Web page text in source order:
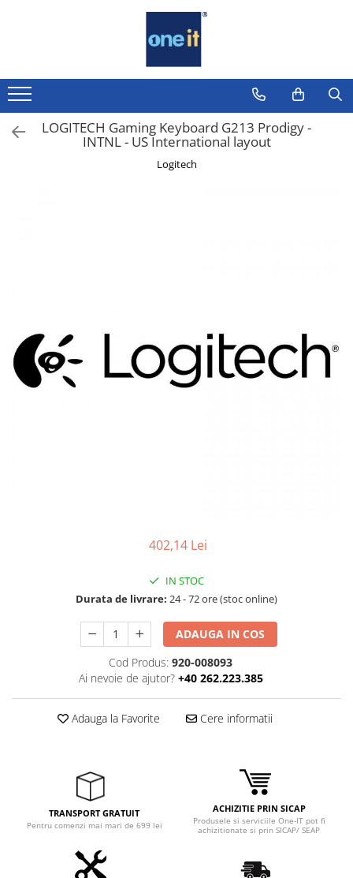
Laptop, Tablete & Telefoane
Laptop / Notebook
Notebook Consumer
Inele Smart
Ochelari Smart
Microfoane & Casti Gaming
Scaune Gaming
Adaptoare
Tastaturi
Componente PC
LOGITECH Gaming Keyboard G213 Prodigy -
INTNL - US International layout
Logitech
402,14 Lei
IN STOC
Durata de livrare: 24 - 72 ore (stoc online)
ADAUGA IN COS
Cod Produs: 920-008093
Ai nevoie de ajutor? +40 262.223.385
Adauga la Favorite Cere informatii
TRANSPORT GRATUIT
Pentru comenzi mai mari de 699 lei
ACHIZITIE PRIN SICAP
Produsele si serviciile One-IT pot fi
achizitionate si prin SICAP/ SEAP